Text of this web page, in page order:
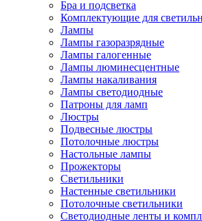
Бра и подсветка
Комплектующие для
Лампы
Лампы газоразрядные
Лампы галогенные
Лампы люминесцентные
Лампы накаливания
Лампы светодиодные
Патроны для ламп
Люстры
Подвесные люстры
Потолочные люстры
Настольные лампы
Прожекторы
Светильники
Настенные светильники
Потолочные светильники
Светодиодные ленты и